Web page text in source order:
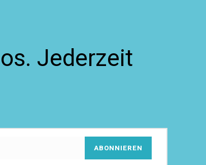
Jederzeit
ABONNIEREN